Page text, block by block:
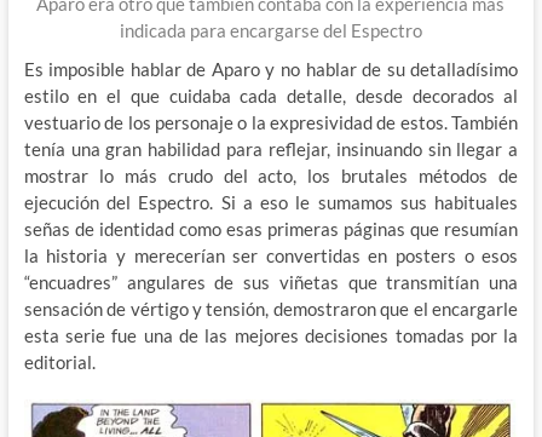
indicada para encargarse del Espectro
Es imposible hablar de Aparo y no hablar de su detalladísimo
estilo en el que cuidaba cada detalle, desde decorados al
vestuario de los personaje o la expresividad de estos. También
tenía una gran habilidad para reflejar, insinuando sin llegar a
mostrar lo más crudo del acto, los brutales métodos de
ejecución del Espectro. Si a eso le sumamos sus habituales
señas de identidad como esas primeras páginas que resumían
la historia y merecerían ser convertidas en posters o esos
“encuadres” angulares de sus viñetas que transmitían una
sensación de vértigo y tensión, demostraron que el encargarle
esta serie fue una de las mejores decisiones tomadas por la
editorial.